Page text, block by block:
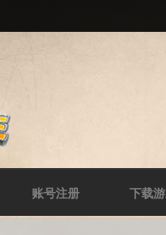
账号注册 下载